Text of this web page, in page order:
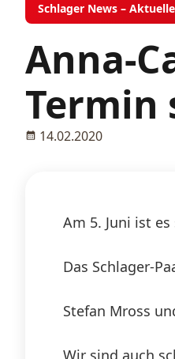
Schlager News –
Anna-
Termin
14.02.2020
Am 5. Juni ist
Das Schlager-
Stefan Mross